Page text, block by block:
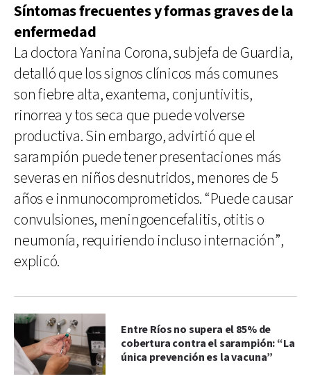
Síntomas frecuentes y formas graves de la
enfermedad
La doctora Yanina Corona, subjefa de Guardia,
detalló que los signos clínicos más comunes
son fiebre alta, exantema, conjuntivitis,
rinorrea y tos seca que puede volverse
productiva. Sin embargo, advirtió que el
sarampión puede tener presentaciones más
severas en niños desnutridos, menores de 5
años e inmunocomprometidos. “Puede causar
convulsiones, meningoencefalitis, otitis o
neumonía, requiriendo incluso internación”,
explicó.
Entre Ríos no supera el 85% de
cobertura contra el sarampión: “La
única prevención es la vacuna”